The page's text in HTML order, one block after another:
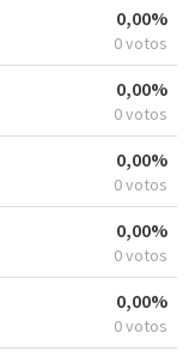
0,00%
0 votos
0,00%
0 votos
0,00%
0 votos
0,00%
0 votos
0,00%
0 votos